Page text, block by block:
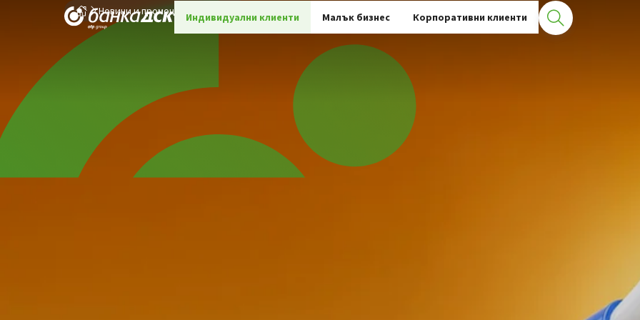
Индивидуални клиенти Малък бизнес Корпоративни клиенти
Новини и промоции